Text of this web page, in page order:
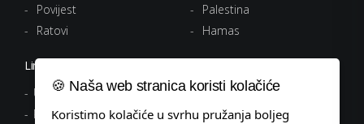
Povijest
Ratovi
Palestina
Hamas
Linkovi
Uvjeti korištenja
Politika privatnosti
🍪 Naša web stranica koristi kolačiće
Koristimo kolačiće u svrhu pružanja boljeg